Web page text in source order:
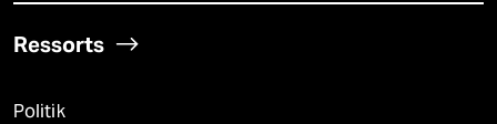
Ressorts
Politik